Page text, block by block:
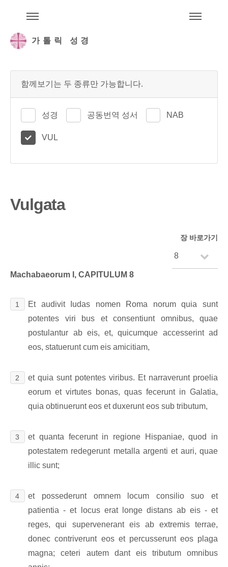
가톨릭 성경
함께보기는 두 종류만 가능합니다.
성경 공동번역 성서 NAB
VUL
Vulgata
장 바로가기
Machabaeorum I, CAPITULUM 8
1
Et audivit Iudas nomen Roma norum quia sunt
potentes viri bus et consentiunt omnibus, quae
postulantur ab eis, et, quicumque accesserint ad
eos, statuerunt cum eis amicitiam,
2
et quia sunt potentes viribus. Et narraverunt proelia
eorum et virtutes bonas, quas fecerunt in Galatia,
quia obtinuerunt eos et duxerunt eos sub tributum,
3
et quanta fecerunt in regione Hispaniae, quod in
potestatem redegerunt metalla argenti et auri, quae
illic sunt;
4
et possederunt omnem locum consilio suo et
patientia - et locus erat longe distans ab eis - et
reges, qui supervenerant eis ab extremis terrae,
donec contriverunt eos et percusserunt eos plaga
magna; ceteri autem dant eis tributum omnibus